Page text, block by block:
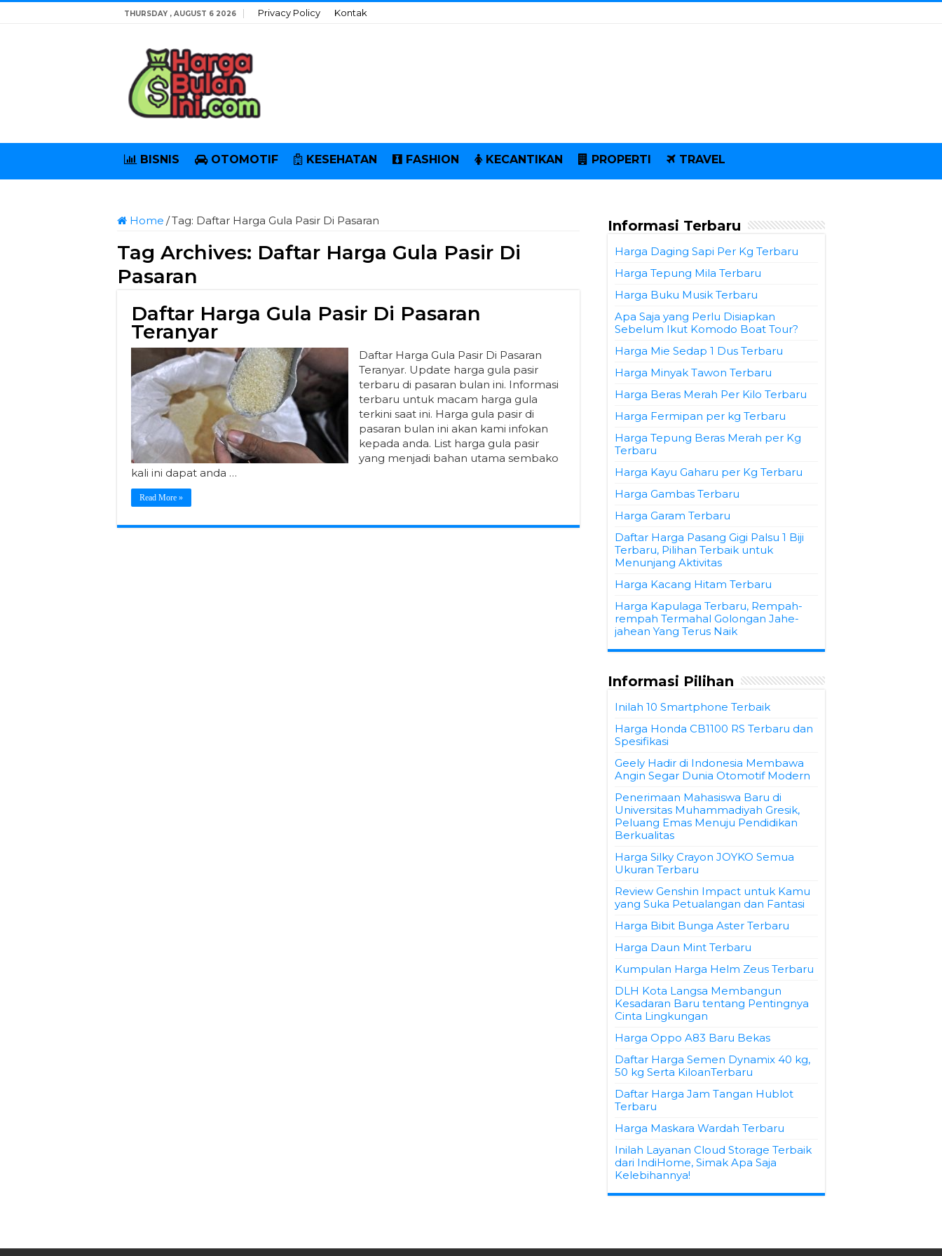
THURSDAY , AUGUST 6 2026 Privacy Policy Kontak
BISNIS OTOMOTIF KESEHATAN FASHION KECANTIKAN PROPERTI TRAVEL
Home /Tag: Daftar Harga Gula Pasir Di Pasaran
Tag Archives: Daftar Harga Gula Pasir Di
Pasaran
Daftar Harga Gula Pasir Di Pasaran
Teranyar
Daftar Harga Gula Pasir Di Pasaran
Teranyar. Update harga gula pasir
terbaru di pasaran bulan ini. Informasi
terbaru untuk macam harga gula
terkini saat ini. Harga gula pasir di
pasaran bulan ini akan kami infokan
kepada anda. List harga gula pasir
yang menjadi bahan utama sembako
kali ini dapat anda …
Read More »
Informasi Terbaru
Harga Daging Sapi Per Kg Terbaru
Harga Tepung Mila Terbaru
Harga Buku Musik Terbaru
Apa Saja yang Perlu Disiapkan
Sebelum Ikut Komodo Boat Tour?
Harga Mie Sedap 1 Dus Terbaru
Harga Minyak Tawon Terbaru
Harga Beras Merah Per Kilo Terbaru
Harga Fermipan per kg Terbaru
Harga Tepung Beras Merah per Kg
Terbaru
Harga Kayu Gaharu per Kg Terbaru
Harga Gambas Terbaru
Harga Garam Terbaru
Daftar Harga Pasang Gigi Palsu 1 Biji
Terbaru, Pilihan Terbaik untuk
Menunjang Aktivitas
Harga Kacang Hitam Terbaru
Harga Kapulaga Terbaru, Rempah-
rempah Termahal Golongan Jahe-
jahean Yang Terus Naik
Informasi Pilihan
Inilah 10 Smartphone Terbaik
Harga Honda CB1100 RS Terbaru dan
Spesifikasi
Geely Hadir di Indonesia Membawa
Angin Segar Dunia Otomotif Modern
Penerimaan Mahasiswa Baru di
Universitas Muhammadiyah Gresik,
Peluang Emas Menuju Pendidikan
Berkualitas
Harga Silky Crayon JOYKO Semua
Ukuran Terbaru
Review Genshin Impact untuk Kamu
yang Suka Petualangan dan Fantasi
Harga Bibit Bunga Aster Terbaru
Harga Daun Mint Terbaru
Kumpulan Harga Helm Zeus Terbaru
DLH Kota Langsa Membangun
Kesadaran Baru tentang Pentingnya
Cinta Lingkungan
Harga Oppo A83 Baru Bekas
Daftar Harga Semen Dynamix 40 kg,
50 kg Serta KiloanTerbaru
Daftar Harga Jam Tangan Hublot
Terbaru
Harga Maskara Wardah Terbaru
Inilah Layanan Cloud Storage Terbaik
dari IndiHome, Simak Apa Saja
Kelebihannya!